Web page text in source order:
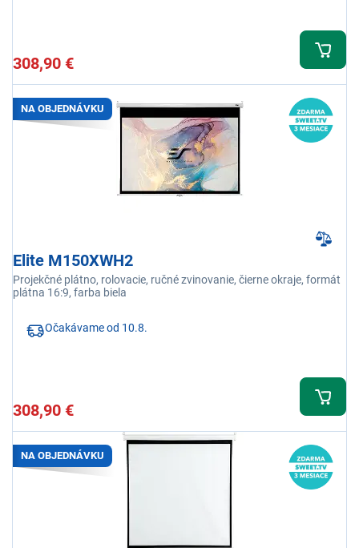
308,90 €
NA OBJEDNÁVKU
Elite M150XWH2
Projekčné plátno, rolovacie, ručné zvinovanie, čierne okraje, formát
plátna 16:9, farba biela
Očakávame od 10.8.
308,90 €
NA OBJEDNÁVKU